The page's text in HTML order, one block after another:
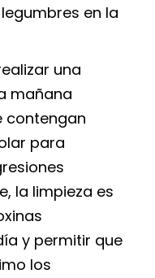
en la
una
mañana
contengan
para
la limpieza es
y permitir que
los